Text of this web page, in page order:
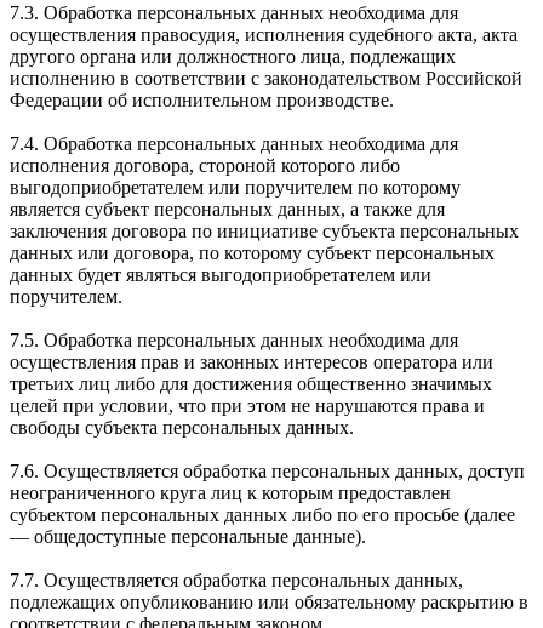
7.3. Обработка персональных данных необходима для
осуществления правосудия, исполнения судебного акта, акта
другого органа или должностного лица, подлежащих
исполнению в соответствии с законодательством Российской
Федерации об исполнительном производстве.
7.4. Обработка персональных данных необходима для
исполнения договора, стороной которого либо
выгодоприобретателем или поручителем по которому
является субъект персональных данных, а также для
заключения договора по инициативе субъекта персональных
данных или договора, по которому субъект персональных
данных будет являться выгодоприобретателем или
поручителем.
7.5. Обработка персональных данных необходима для
осуществления прав и законных интересов оператора или
третьих лиц либо для достижения общественно значимых
целей при условии, что при этом не нарушаются права и
свободы субъекта персональных данных.
7.6. Осуществляется обработка персональных данных, доступ
неограниченного круга лиц к которым предоставлен
субъектом персональных данных либо по его просьбе (далее
— общедоступные персональные данные).
7.7. Осуществляется обработка персональных данных,
подлежащих опубликованию или обязательному раскрытию в
соответствии с федеральным законом.